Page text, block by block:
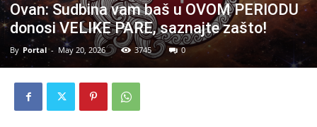
Ovan: Sudbina vam baš u OVOM PERIODU
donosi VELIKE PARE, saznajte zašto!
By Portal - May 20, 2026 3745 0